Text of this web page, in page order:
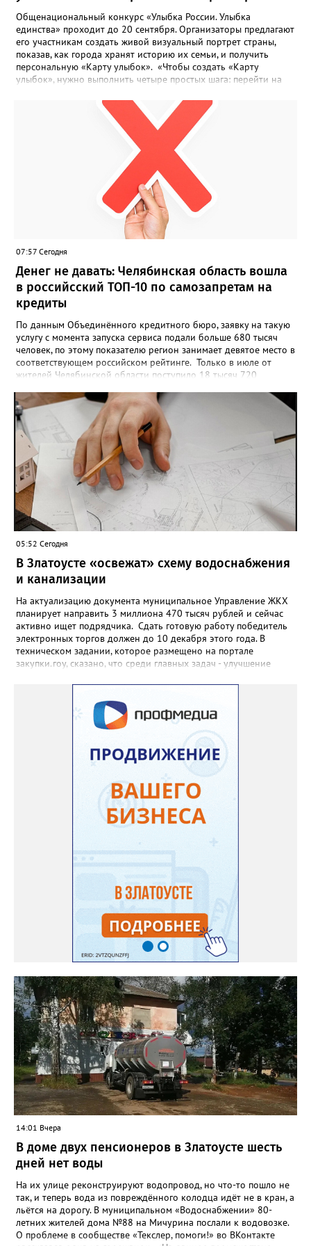
Общенациональный конкурс «Улыбка России. Улыбка
единства» проходит до 20 сентября. Организаторы предлагают
его участникам создать живой визуальный портрет страны,
показав, как города хранят историю их семьи, и получить
персональную «Карту улыбок». «Чтобы создать «Карту
улыбок», нужно выполнить четыре простых шага: перейти на
улыбок»; загрузить фотографию с улыбкой – подойдёт портрет
одного человека, пары, семьи или нескольких поколений в
одном кадре; отметить один или несколько городов,
связанных с историей семьи или важными воспоминаниями;
добавить подписи к городам, кратко объяснив связь с каждым
из них, указать контакты и подтвердить согласие с правилами
проекта», - говорится в инструкции на сайте проекта. ‍Заявка
может быть семейной, а после модерации стать частью
визуального архива проекта. 20 участников обещают
пригласить на итоговую фотосессию в Москве. Персональную
«Карту улыбок», которую можно скачать, сохранить и
опубликовать в социальных сетях, отмечают в оргкомитете,
получат все, кто улыбнулся.
07:57 Сегодня
Денег не давать: Челябинская область вошла
в российсский ТОП-10 по самозапретам на
кредиты
По данным Объединённого кредитного бюро, заявку на такую
услугу с момента запуска сервиса подали больше 680 тысяч
человек, по этому показателю регион занимает девятое место в
соответствующем российском рейтинге. Только в июле от
жителей Челябинской области поступило 18 тысяч 720
снятие. В целом не давать им взаймы сегодня просят 543 с
лишним тысячи человек. Почти 89 тысяч за это время решили
запрет отозвать. При этом, утверждают аналитики бюро,
примерно каждый пятый из тех, кто установил самозапрет,
никогда кредиты не брал, столько же погасили долги недавно,
а больше половины имеют долговые обязательства сейчас.
05:52 Сегодня
В Златоусте «освежат» схему водоснабжения
и канализации
На актуализацию документа муниципальное Управление ЖКХ
планирует направить 3 миллиона 470 тысяч рублей и сейчас
активно ищет подрядчика. Сдать готовую работу победитель
электронных торгов должен до 10 декабря этого года. В
техническом задании, которое размещено на портале
закупки.гоу, сказано, что среди главных задач - улучшение
повышение энергоэффективности систем. Кроме электронных
схем, исполнителю нужно разработать предложения по
строительству и реконструкции водоснабжения и канализации,
оценив размер вложений, а также представить перечень
бесхозных объектов и возможные сценарии развития этой
сферы городского хозяйства. В июне 2025 года
«Златоуст.инфо» сообщал о подобных торгах. Тогда цена
вопроса была почти в три раза выше - 9 миллионов 13 тысяч
486 рублей, а в списке работ была разработка электронной
системы ливнёвок.
14:01 Вчера
В доме двух пенсионеров в Златоусте шесть
дней нет воды
На их улице реконструируют водопровод, но что-то пошло не
так, и теперь вода из повреждённого колодца идёт не в кран, а
льётся на дорогу. В муниципальном «Водоснабжении» 80-
летних жителей дома №88 на Мичурина послали к водовозке.
О проблеме в сообществе «Текслер, помоги!» во ВКонтакте